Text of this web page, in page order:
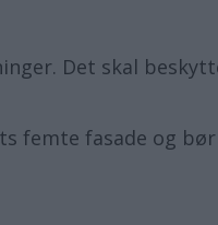
Det skal
femte fasade og